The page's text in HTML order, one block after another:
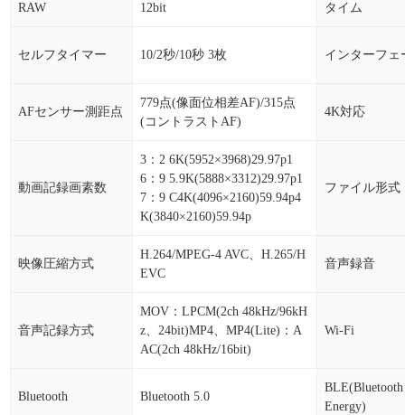
RAW 12bit タイム
セルフタイマー 10/2秒/10秒 3枚 インターフェ
AFセンサー測距点
779点(像面位相差AF)/315点
(コントラストAF)
4K対応
動画記録画素数
3：2 6K(5952×3968)29.97p1
6：9 5.9K(5888×3312)29.97p1
7：9 C4K(4096×2160)59.94p4
K(3840×2160)59.94p
ファイル形式
映像圧縮方式
H.264/MPEG-4 AVC、H.265/H
EVC
音声録音
音声記録方式
MOV：LPCM(2ch 48kHz/96kH
z、24bit)MP4、MP4(Lite)：A
AC(2ch 48kHz/16bit)
Wi-Fi
Bluetooth Bluetooth 5.0
Energy)